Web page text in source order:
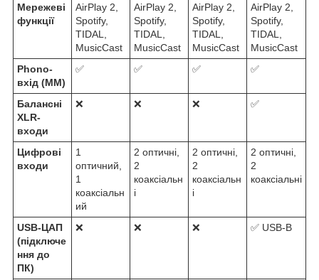
Мережеві
функції
AirPlay 2,
Spotify,
TIDAL,
MusicCast
AirPlay 2,
Spotify,
TIDAL,
MusicCast
AirPlay 2,
Spotify,
TIDAL,
MusicCast
AirPlay 2,
Spotify,
TIDAL,
MusicCast
Phono-
вхід (MM)
✅ ✅ ✅ ✅
Балансні
XLR-
входи
❌ ❌ ❌ ✅
Цифрові
входи
1
оптичний,
1
коаксіальн
ий
2 оптичні,
2
коаксіальн
і
2 оптичні,
2
коаксіальн
і
2 оптичні,
2
коаксіальні
USB-ЦАП
(підключе
ння до
ПК)
❌ ❌ ❌ ✅ USB-B